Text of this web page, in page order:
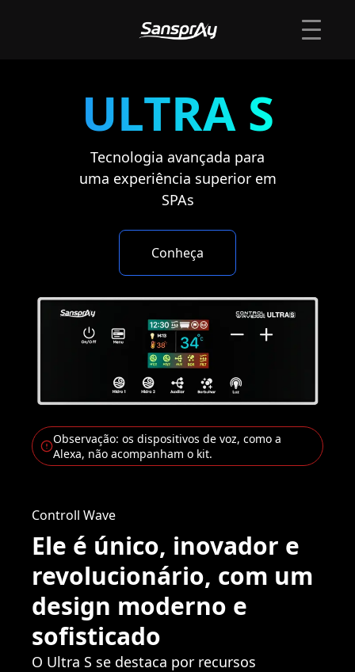
ULTRA S
Tecnologia avançada para
uma experiência superior em
SPAs
Conheça
Observação: os dispositivos de voz, como a
Alexa, não acompanham o kit.
Controll Wave
Ele é único, inovador e
revolucionário, com um
design moderno e
sofisticado
O Ultra S se destaca por recursos